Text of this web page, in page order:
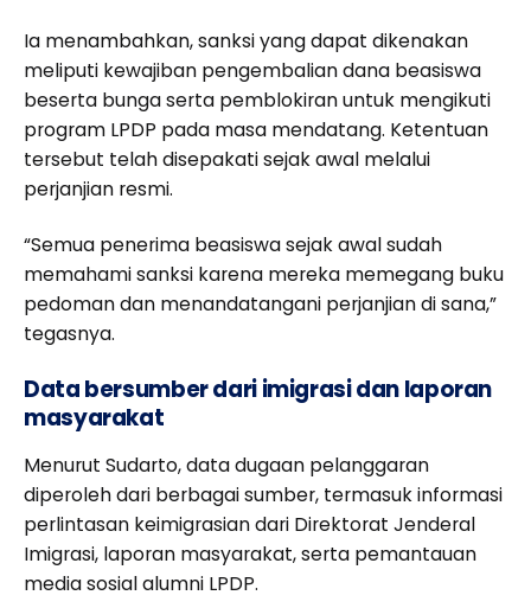
Ia menambahkan, sanksi yang dapat dikenakan
meliputi kewajiban pengembalian dana beasiswa
beserta bunga serta pemblokiran untuk mengikuti
program LPDP pada masa mendatang. Ketentuan
tersebut telah disepakati sejak awal melalui
perjanjian resmi.
“Semua penerima beasiswa sejak awal sudah
memahami sanksi karena mereka memegang buku
pedoman dan menandatangani perjanjian di sana,”
tegasnya.
Data bersumber dari imigrasi dan laporan
masyarakat
Menurut Sudarto, data dugaan pelanggaran
diperoleh dari berbagai sumber, termasuk informasi
perlintasan keimigrasian dari Direktorat Jenderal
Imigrasi, laporan masyarakat, serta pemantauan
media sosial alumni LPDP.